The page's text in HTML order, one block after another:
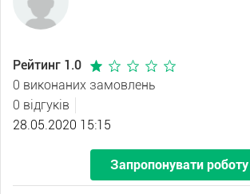
Рейтинг 1.0
0 виконаних замовлень
0 відгуків
28.05.2020 15:15
Запропонувати роботу